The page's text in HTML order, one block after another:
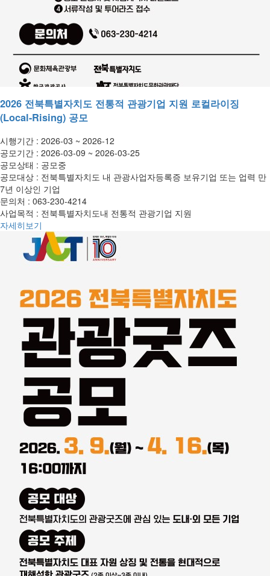
2026 전북특별자치도 전통적 관광기업 지원 로컬라이징
(Local-Rising) 공모
시행기간 : 2026-03 ~ 2026-12
공모기간 : 2026-03-09 ~ 2026-03-25
공모상태 : 공모중
공모대상 : 전북특별자치도 내 관광사업자등록증 보유기업 또는 업력 만
7년 이상인 기업
문의처 : 063-230-4214
사업목적 : 전북특별자치도내 전통적 관광기업 지원
자세히보기